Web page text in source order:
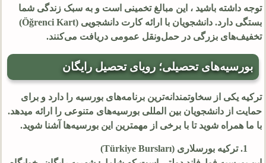
توجه داشته باشید ، این مبالغ تخمینی است و به سبک زندگی شما
بستگی دارد. دانشجویان با ارائه کارت دانشجویی (Öğrenci Kart)
تخفیف‌های بزرگی در حمل‌ونقل عمومی دریافت می‌کنند.
بورسیه‌های تحصیلی؛ رویای تحصیل رایگان
ترکیه یکی از سخاوتمندانه‌ترین برنامه‌های بورسیه را دارد و برای
حمایت از دانشجویان بین المللی بورسیه‌های متنوعی را ارائه میدهد.
با ما همراه شوید تا با برخی از مهمترین این بورسیه‌ها آشنا شوید.
ترکیه بورسلاری (Türkiye Bursları)